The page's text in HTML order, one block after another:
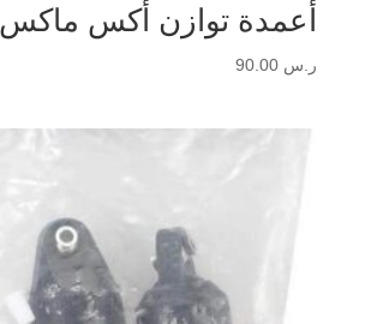
أعمدة توازن أكس ماكس
ر.س